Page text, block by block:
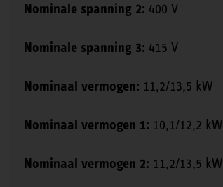
Nominale spanning 2: 400 V
Nominale spanning 3: 415 V
Nominaal vermogen: 11,2/13,5 kW
Nominaal vermogen 1: 10,1/12,2 kW
Nominaal vermogen 2: 11,2/13,5 kW